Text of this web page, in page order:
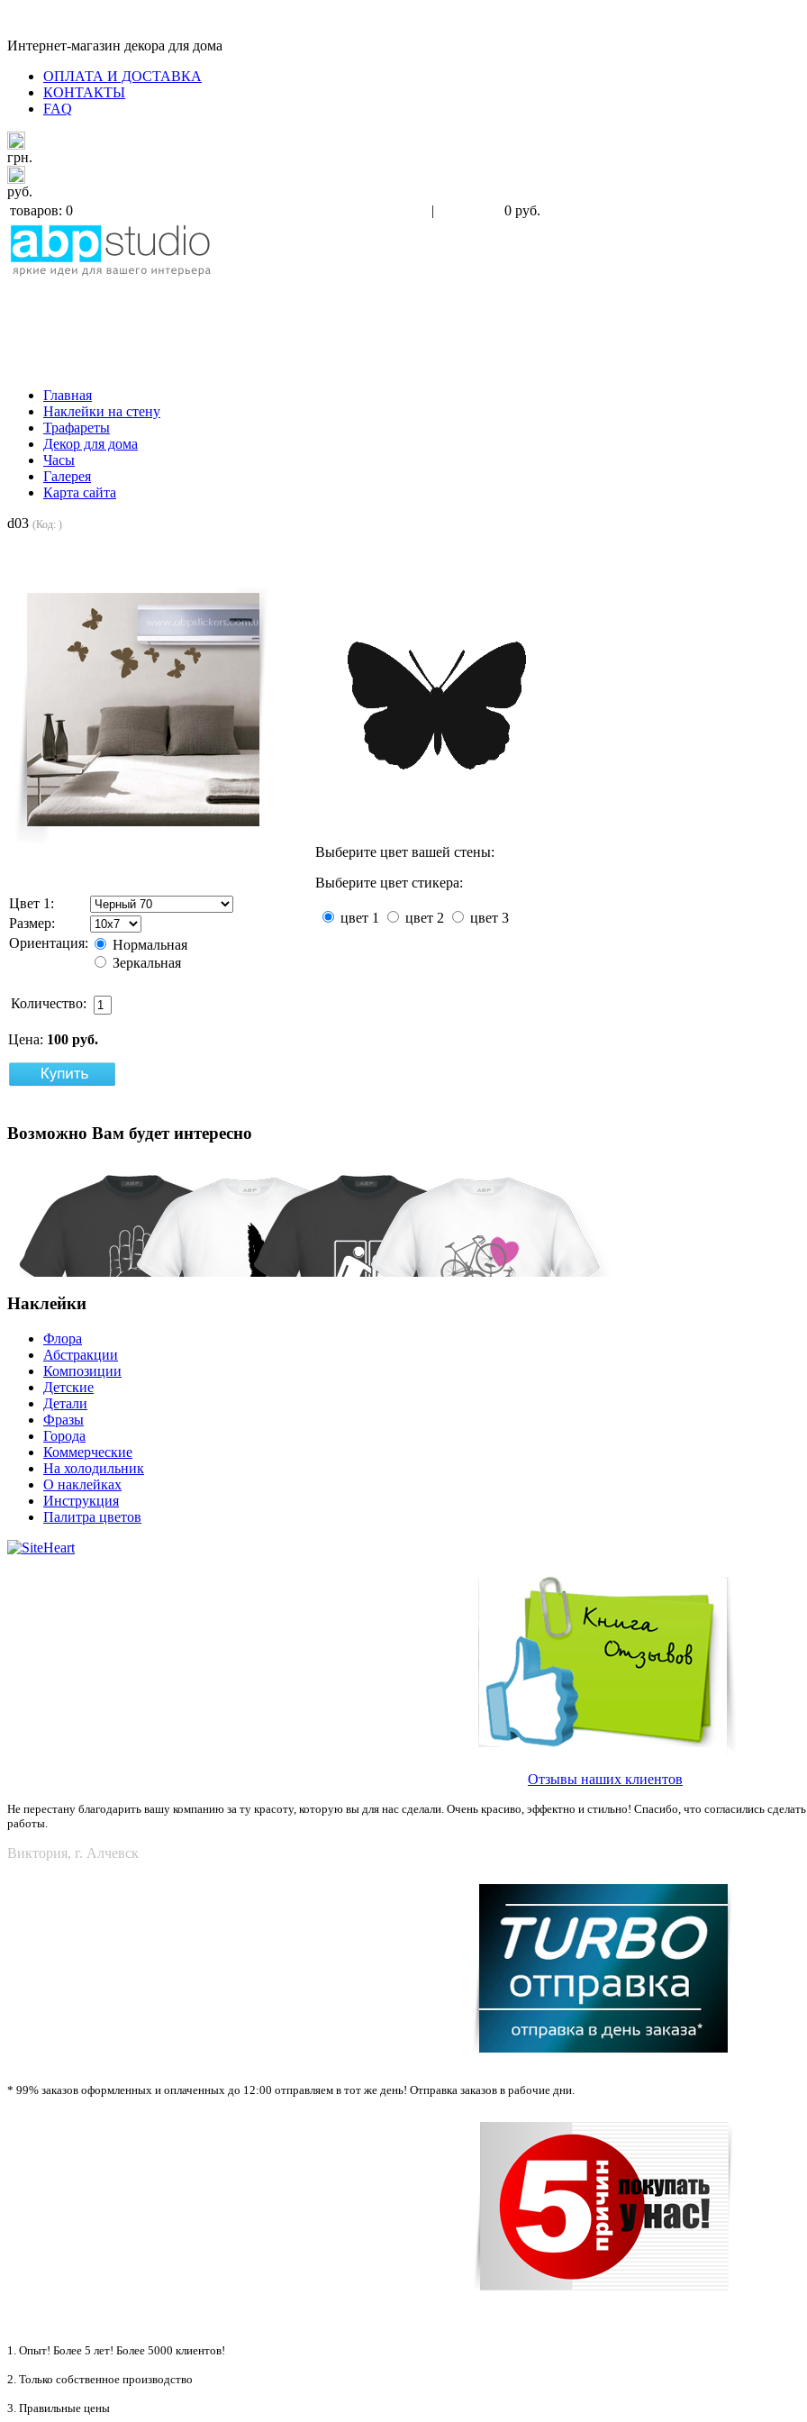
Интернет-магазин декора для дома
ОПЛАТА И ДОСТАВКА
КОНТАКТЫ
FAQ
грн.
руб.
товаров: 0
| 0 руб.
Главная
Наклейки на стену
Трафареты
Декор для дома
Часы
Галерея
Карта сайта
d03 (Код: )
Цвет 1:
Размер:
Ориентация:
Нормальная
Зеркальная
Количество:
Цена: 100 руб.
Выберите цвет вашей стены:
Выберите цвет стикера:
цвет 1 цвет 2 цвет 3
Возможно Вам будет интересно
Наклейки
Флора
Абстракции
Композиции
Детские
Детали
Фразы
Города
Коммерческие
На холодильник
О наклейках
Инструкция
Палитра цветов
Отзывы наших клиентов
Не перестану благодарить вашу компанию за ту красоту, которую вы для нас сделали. Очень красиво, эффектно и стильно! Спасибо, что согласились
работы.
Виктория, г. Алчевск
* 99% заказов оформленных и оплаченных до 12:00 отправляем в тот же день! Отправка заказов в рабочие дни.
1. Опыт! Более 5 лет! Более 5000 клиентов!
2. Только собственное производство
3. Правильные цены